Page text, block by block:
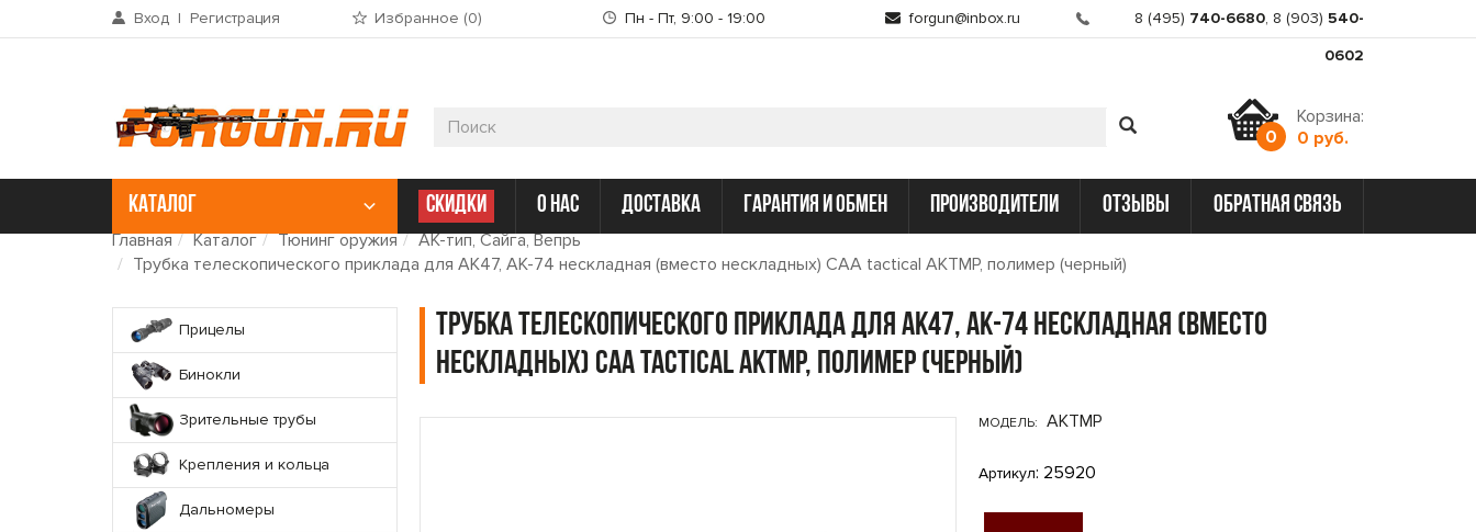
Вход | Регистрация Избранное (0) Пн - Пт, 9:00 - 19:00 forgun@inbox.ru 8 (495) 740-6680, 8 (903) 540-
0602
0
Корзина:
0 руб.
КАТАЛОГ СКИДКИ о нас доставка гарантия и обмен производители отзывы обратная связь
Главная Каталог Тюнинг оружия
АК-тип, Сайга, Вепрь
Трубка телескопического приклада для АК47, AK-74 нескладная (вместо нескладных) CAA tactical AKTMP, полимер (черный)
Прицелы
Бинокли
Зрительные трубы
Крепления и кольца
Дальномеры
Трубка телескопического приклада для АК47, AK-74 нескладная (вместо
нескладных) CAA tactical AKTMP, полимер (черный)
МОДЕЛЬ: AKTMP
Артикул: 25920